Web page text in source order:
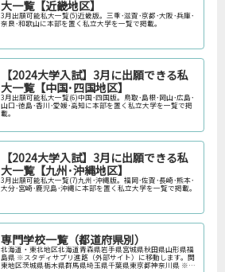
大一覧【近畿地区】
3月出願可能私大一覧(5)近畿版。三重･滋賀･京都･大阪･兵庫･
奈良･和歌山に本部を置く私立大学を一覧で掲載。
【2024大学入試】3月に出願できる私
大一覧【中国･四国地区】
3月出願可能私大一覧(6)中国･四国版。鳥取･島根･岡山･広島･
山口･徳島･香川･愛媛･高知に本部を置く私立大学を一覧で掲
載。
【2024大学入試】3月に出願できる私
大一覧【九州･沖縄地区】
3月出願可能私大一覧(7)九州･沖縄版。福岡･佐賀･長崎･熊本･
大分･宮崎･鹿児島･沖縄に本部を置く私立大学を一覧で掲載。
専門学校一覧（都道府県別）
北海道・東北地区北海道青森県岩手県宮城県秋田県山形県福
島県 ※スタディサプリ進路（外部サイト）に移動します。関
東地区茨城県栃木県群馬県埼玉県千葉県東京都神奈川県 ※ス